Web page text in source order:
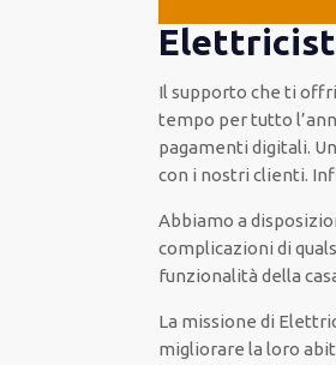
Il supporto che ti
tempo pertutto
pagamentidigitali.
con i nostri clienti.
Abbiamo a
complicazioni di
funzionalità della
La missione di
migliorare la loro